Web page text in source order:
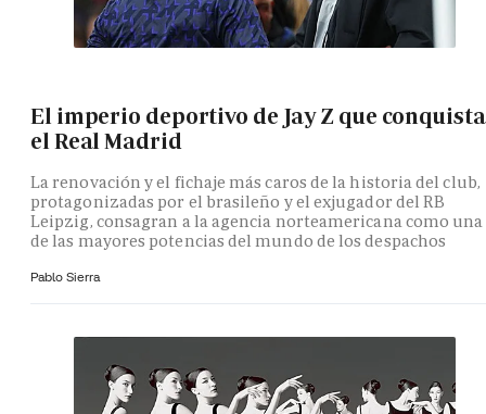
El imperio deportivo de Jay Z que conquista
el Real Madrid
La renovación y el fichaje más caros de la historia del club,
protagonizadas por el brasileño y el exjugador del RB
Leipzig, consagran a la agencia norteamericana como una
de las mayores potencias del mundo de los despachos
Pablo Sierra